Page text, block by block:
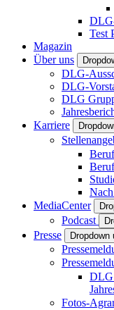
Test
Magazin
Über uns
DLG-
DLG-
DLG
Karriere
MediaCenter
Podcast
Presse
DLG
Fotos-